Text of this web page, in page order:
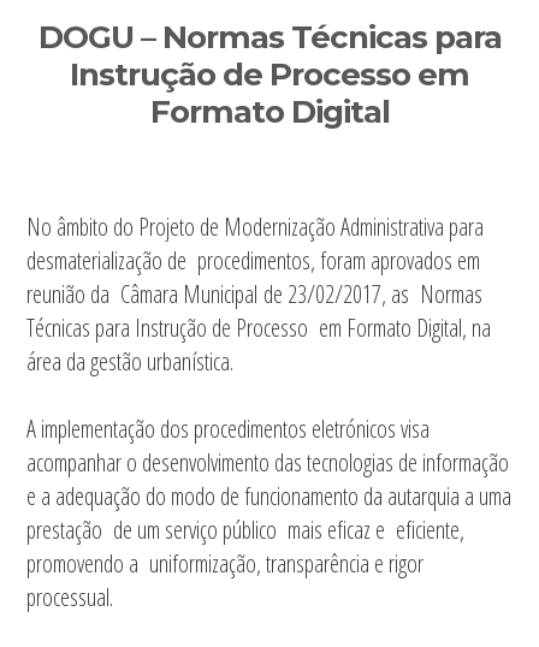
DOGU – Normas Técnicas para
Instrução de Processo em
Formato Digital
No âmbito do Projeto de Modernização Administrativa para
desmaterialização de procedimentos, foram aprovados em
reunião da Câmara Municipal de 23/02/2017, as Normas
Técnicas para Instrução de Processo em Formato Digital, na
área da gestão urbanística.
A implementação dos procedimentos eletrónicos visa
acompanhar o desenvolvimento das tecnologias de informação
e a adequação do modo de funcionamento da autarquia a uma
prestação de um serviço público mais eficaz e eficiente,
promovendo a uniformização, transparência e rigor
processual.
Sidebar
primária